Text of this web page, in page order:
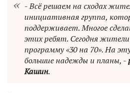
- Всё решаем на сходах
инициативная группа,
поддерживает. Многое
этих ребят. Сегодня
программу «30 на 70». На
большие надежды и планы, -
Кашин.